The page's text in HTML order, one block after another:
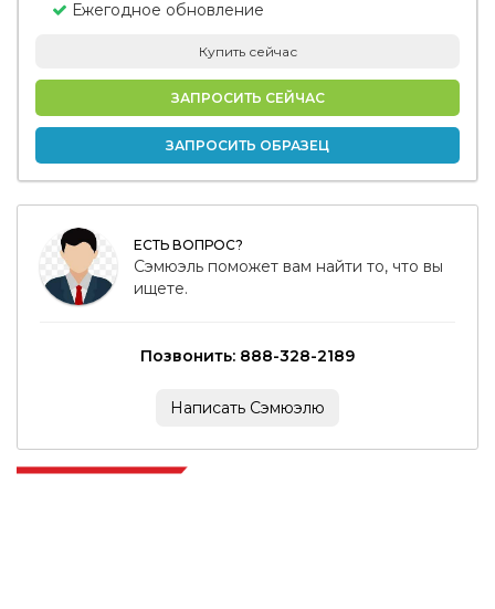
Ежегодное обновление
Купить сейчас
ЗАПРОСИТЬ СЕЙЧАС
ЗАПРОСИТЬ ОБРАЗЕЦ
ЕСТЬ ВОПРОС?
Сэмюэль поможет вам найти то, что вы
ищете.
Позвонить: 888-328-2189
Написать Сэмюэлю